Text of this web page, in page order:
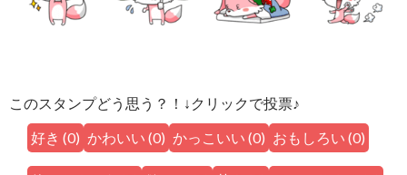
このスタンプどう思う？！↓クリックで投票♪
好き (0) かわいい (0) かっこいい (0) おもしろい (0)